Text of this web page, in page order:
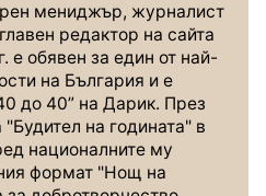
мениджър, журналист
редактор на сайта
е обявен за един от най-
на България и е
до 40” на Дарик. През
на годината" в
националните му
формат "Нощ на